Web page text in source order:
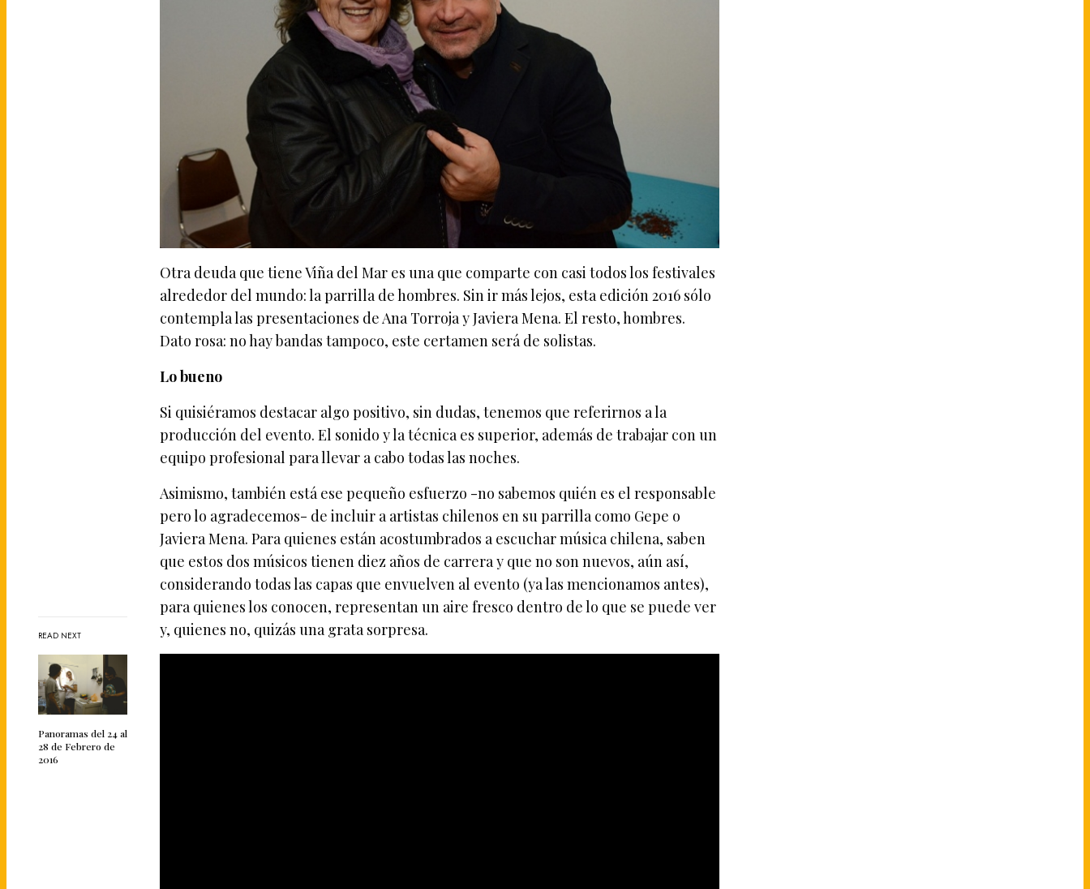
READ NEXT
Panoramas del 24 al
28 de Febrero de
2016
Otra deuda que tiene Viña del Mar es una que comparte con casi todos los festivales
alrededor del mundo: la parrilla de hombres. Sin ir más lejos, esta edición 2016 sólo
contempla las presentaciones de Ana Torroja y Javiera Mena. El resto, hombres.
Dato rosa: no hay bandas tampoco, este certamen será de solistas.
Lo bueno
Si quisiéramos destacar algo positivo, sin dudas, tenemos que referirnos a la
producción del evento. El sonido y la técnica es superior, además de trabajar con un
equipo profesional para llevar a cabo todas las noches.
Asimismo, también está ese pequeño esfuerzo -no sabemos quién es el responsable
pero lo agradecemos- de incluir a artistas chilenos en su parrilla como Gepe o
Javiera Mena. Para quienes están acostumbrados a escuchar música chilena, saben
que estos dos músicos tienen diez años de carrera y que no son nuevos, aún así,
considerando todas las capas que envuelven al evento (ya las mencionamos antes),
para quienes los conocen, representan un aire fresco dentro de lo que se puede ver
y, quienes no, quizás una grata sorpresa.